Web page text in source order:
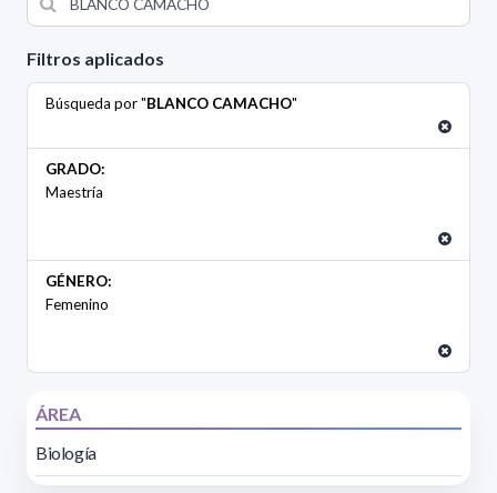
Filtros aplicados
Búsqueda por "BLANCO CAMACHO"
GRADO:
Maestría
GÉNERO:
Femenino
ÁREA
Biología